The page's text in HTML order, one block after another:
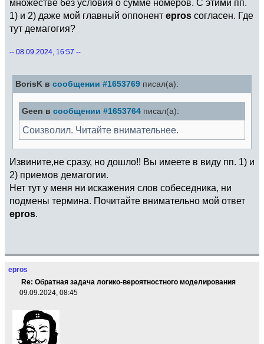
множестве без условия о сумме номеров. С этими пп.
1) и 2) даже мой главный оппонент epros согласен. Где
тут демагогия?
-- 08.09.2024, 16:57 --
BorisK в сообщении #1653769 писал(а):
Geen в сообщении #1653764 писал(а):
Соизволил. Читайте внимательнее.
Извините,не сразу, но дошло!! Вы имеете в виду пп. 1) и
2) приемов демагогии.
Нет тут у меня ни искажения слов собеседника, ни
подмены термина. Почитайте внимательно мой ответ
epros.
epros
Re: Обратная задача логико-вероятностного моделирования
09.09.2024, 08:45